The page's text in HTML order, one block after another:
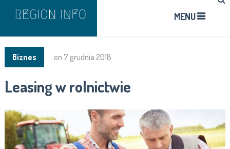
MENU
Biznes on 7 grudnia 2018
Leasing w rolnictwie